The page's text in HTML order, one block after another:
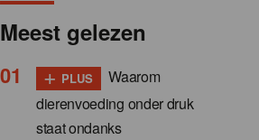
Meest gelezen
+ PLUS
Waarom
dierenvoeding onder druk
staat ondanks